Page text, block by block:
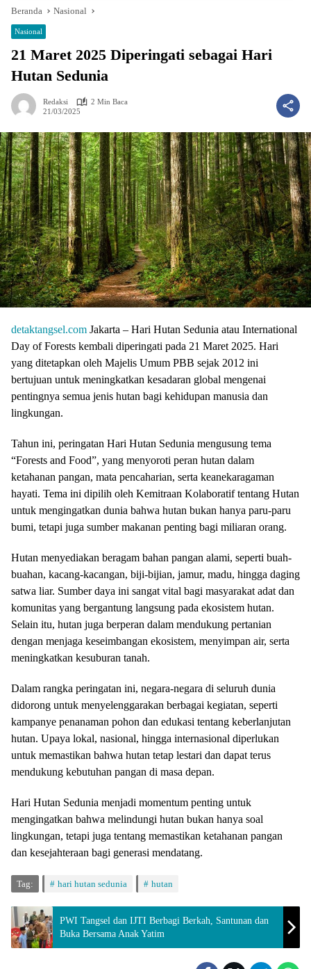
Beranda Nasional
Nasional
21 Maret 2025 Diperingati sebagai Hari
Hutan Sedunia
Redaksi
2 Min Baca
21/03/2025
detaktangsel.com Jakarta – Hari Hutan Sedunia atau International
Day of Forests kembali diperingati pada 21 Maret 2025. Hari
yang ditetapkan oleh Majelis Umum PBB sejak 2012 ini
bertujuan untuk meningkatkan kesadaran global mengenai
pentingnya semua jenis hutan bagi kehidupan manusia dan
lingkungan.
Tahun ini, peringatan Hari Hutan Sedunia mengusung tema
“Forests and Food”, yang menyoroti peran hutan dalam
ketahanan pangan, mata pencaharian, serta keanekaragaman
hayati. Tema ini dipilih oleh Kemitraan Kolaboratif tentang Hutan
untuk mengingatkan dunia bahwa hutan bukan hanya paru-paru
bumi, tetapi juga sumber makanan penting bagi miliaran orang.
Hutan menyediakan beragam bahan pangan alami, seperti buah-
buahan, kacang-kacangan, biji-bijian, jamur, madu, hingga daging
satwa liar. Sumber daya ini sangat vital bagi masyarakat adat dan
komunitas yang bergantung langsung pada ekosistem hutan.
Selain itu, hutan juga berperan dalam mendukung pertanian
dengan menjaga keseimbangan ekosistem, menyimpan air, serta
meningkatkan kesuburan tanah.
Dalam rangka peringatan ini, negara-negara di seluruh dunia
didorong untuk menyelenggarakan berbagai kegiatan, seperti
kampanye penanaman pohon dan edukasi tentang keberlanjutan
hutan. Upaya lokal, nasional, hingga internasional diperlukan
untuk memastikan bahwa hutan tetap lestari dan dapat terus
mendukung kebutuhan pangan di masa depan.
Hari Hutan Sedunia menjadi momentum penting untuk
mengingatkan bahwa melindungi hutan bukan hanya soal
lingkungan, tetapi juga tentang memastikan ketahanan pangan
dan kesejahteraan bagi generasi mendatang.
Tag: hari hutan sedunia hutan
PWI Tangsel dan IJTI Berbagi Berkah, Santunan dan
Buka Bersama Anak Yatim